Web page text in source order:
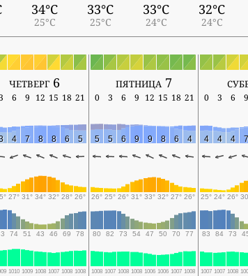
34°C
25°C
33°C
25°C
33°C
24°C
32°C
24°C
четверг 6 пятница 7
6 9 12 15 18 21 0 3 6 9 12 15 18 21 0 3 6 9
4 7 8 8 6 5 5 5 6 9 9 8 6 4 4 4 4 7
27° 31° 34° 32° 28° 26° 26° 25° 26° 31° 33° 32° 27° 26° 25° 24° 26°
74 51 43 46 69 78 80 82 73 54 47 50 70 77 83 84 73
1010 1009 1008 1007 1008 1008 1008 1007 1008 1008 1006 1006 1007 1008 1007 1007 1008